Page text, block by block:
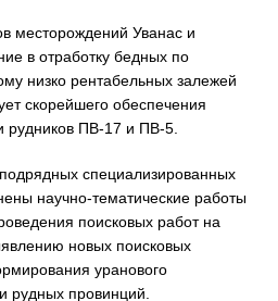
месторождений Уванас и
в отработку бедных по
низко рентабельных залежей
скорейшего обеспечения
рудников ПВ-17 и ПВ-5.
специализированных
научно-тематические работы
поисковых работ на
новых поисковых
уранового
рудных провинций.